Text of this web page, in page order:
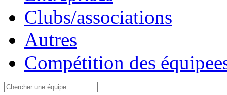
Clubs/associations
Autres
Compétition des